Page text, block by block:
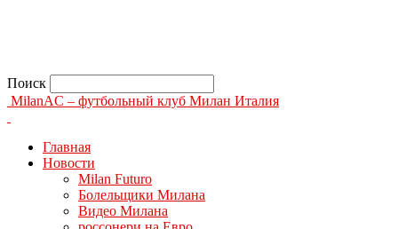
Поиск
MilanAC – футбольный клуб Милан Италия
Главная
Новости
Milan Futuro
Болельщики Милана
Видео Милана